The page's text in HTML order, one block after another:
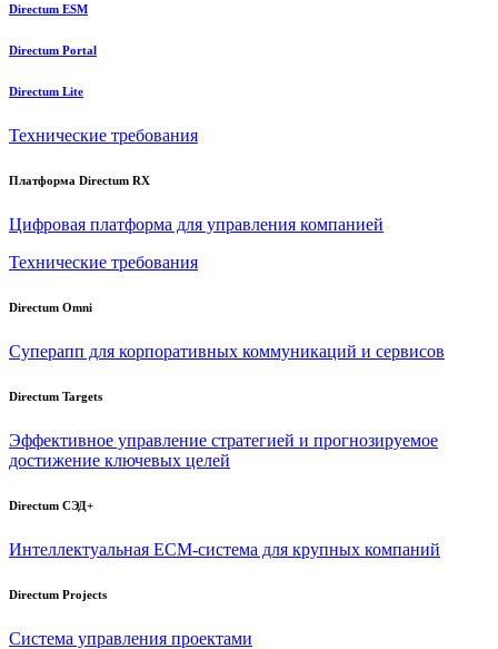
Directum ESM
Directum Portal
Directum Lite
Технические требования
Платформа Directum RX
Цифровая платформа для управления компанией
Технические требования
Directum Omni
Суперапп для корпоративных коммуникаций и сервисов
Directum Targets
Эффективное управление стратегией и прогнозируемое
достижение ключевых целей
Directum СЭД+
Интеллектуальная ECM-система для крупных компаний
Directum Projects
Система управления проектами